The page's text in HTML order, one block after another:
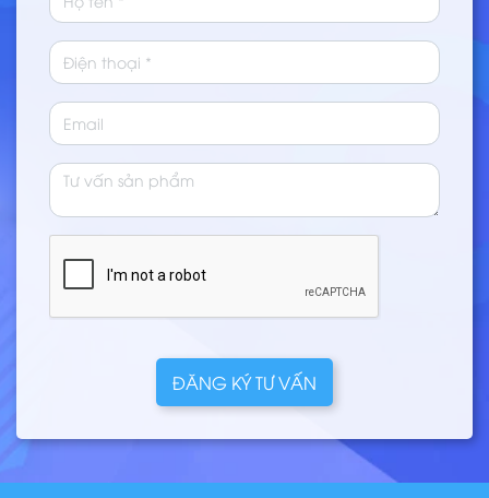
ĐĂNG KÝ TƯ VẤN